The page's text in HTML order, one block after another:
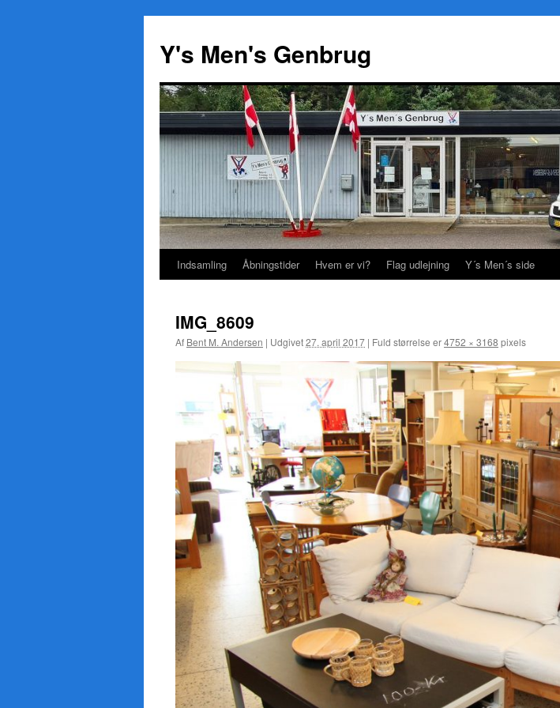
Y's Men's Genbrug
Hop
indhold
Indsamling Åbningstider Hvem er vi? Flag udlejning Y´s Men´s side
IMG_8609
Af Bent M. Andersen | Udgivet27. april 2017 | Fuld størrelse er4752 × 3168 pixels